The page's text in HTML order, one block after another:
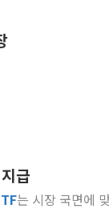
급
는 시장 국면에